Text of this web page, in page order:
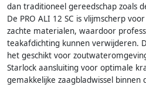
dan traditioneel gereedschap zoals
De PRO ALI 12 SC is vlijmscherp
zachte materialen, waardoor
teakafdichting kunnen verwijderen.
het geschikt voor
Starlock aansluiting voor optimale
gemakkelijke zaagbladwissel binnen